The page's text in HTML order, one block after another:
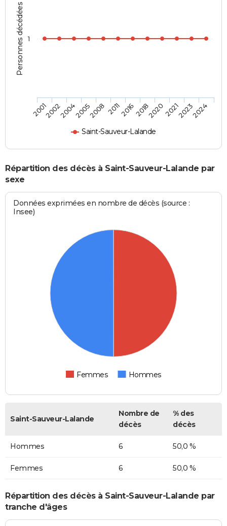
Personnes décédées
Saint-Sauveur-Lalande
20012002200420052008 2011201620182020202120232024
1
Répartition des décès à Saint-Sauveur-Lalande par
sexe
Données exprimées en nombre de décès (source :
Insee)
Femmes Hommes
Saint-Sauveur-Lalande
Nombre de
décès
% des
décès
Hommes 6 50,0 %
Femmes 6 50,0 %
Répartition des décès à Saint-Sauveur-Lalande par
tranche d'âges